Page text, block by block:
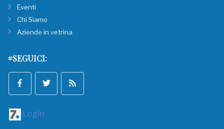
Eventi
Chi Siamo
Aziende in vetrina
#SEGUICI:
Login